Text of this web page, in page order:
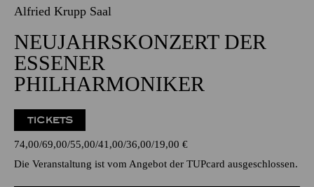
Alfried Krupp Saal
NEUJAHRSKONZERT DER
ESSENER
PHILHARMONIKER
TICKETS
74,00 69,00 55,00 41,00 36,00 19,00 €
Die Veranstaltung ist vom Angebot der TUPcard ausgeschlossen.